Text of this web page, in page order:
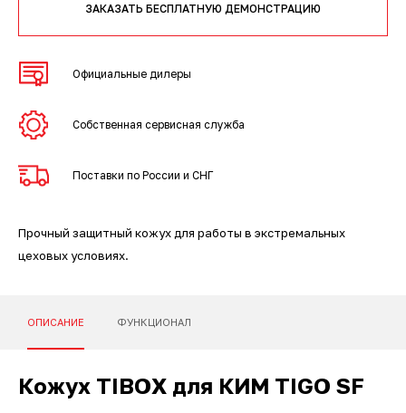
ЗАКАЗАТЬ БЕСПЛАТНУЮ ДЕМОНСТРАЦИЮ
Официальные дилеры
Собственная сервисная служба
Поставки по России и СНГ
Прочный защитный кожух для работы в экстремальных
цеховых условиях.
ОПИСАНИЕ ФУНКЦИОНАЛ
Кожух TIBOX для КИМ TIGO SF
3D-сканеры для трекеров
рук
ПО ESI Additive Manufacturing